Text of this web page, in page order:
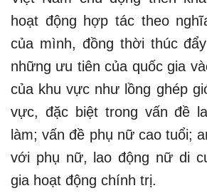
hoạt động hợp tác theo
của mình, đồng thời thúc
những ưu tiên của quốc gia
của khu vực như lồng ghép
vực, đặc biệt trong vấn đề
làm; vấn đề phụ nữ cao tuổi;
với phụ nữ, lao động nữ di
gia hoạt động chính trị.